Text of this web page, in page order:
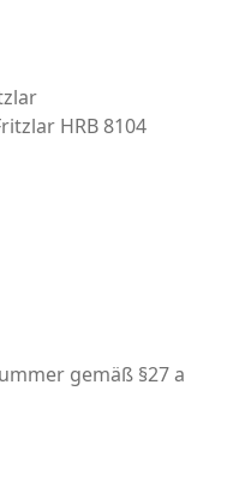
HRB 8104
gemäß §27 a